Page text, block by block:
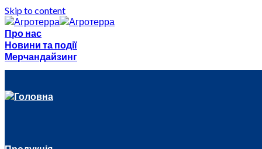
Skip to content
Про нас
Новини та події
Мерчандайзинг
Головна